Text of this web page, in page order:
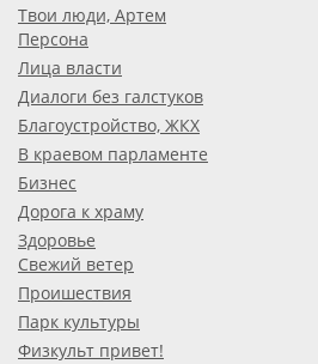
Твои люди, Артем
Персона
Лица власти
Диалоги без галстуков
Благоустройство, ЖКХ
В краевом парламенте
Бизнес
Дорога к храму
Здоровье
Свежий ветер
Проишествия
Парк культуры
Физкульт привет!